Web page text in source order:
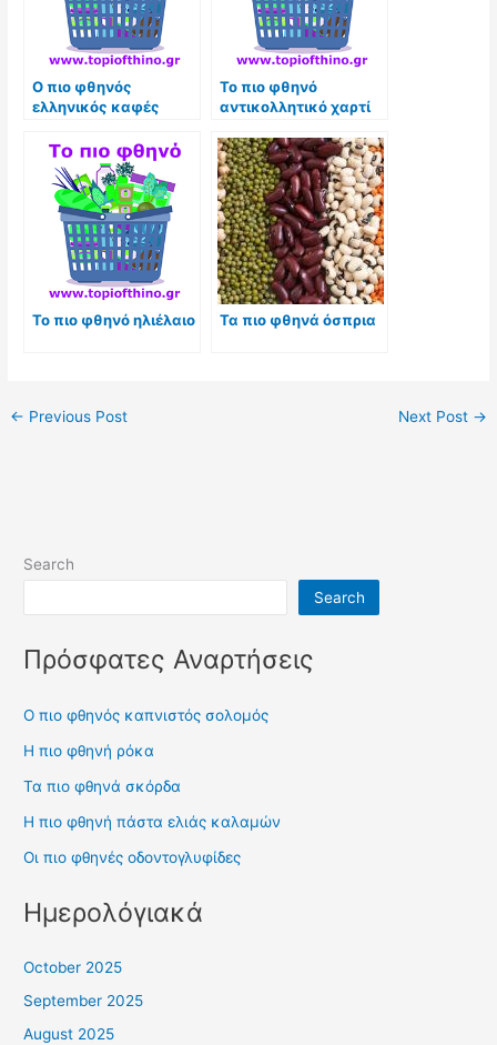
Ο πιο φθηνός
ελληνικός καφές
Το πιο φθηνό
αντικολλητικό χαρτί
Το πιο φθηνό ηλιέλαιο Τα πιο φθηνά όσπρια
← Previous Post Next Post →
Search
Search
Πρόσφατες Αναρτήσεις
Ο πιο φθηνός καπνιστός σολομός
Η πιο φθηνή ρόκα
Τα πιο φθηνά σκόρδα
Η πιο φθηνή πάστα ελιάς καλαμών
Οι πιο φθηνές οδοντογλυφίδες
Ημερολόγιακά
October 2025
September 2025
August 2025